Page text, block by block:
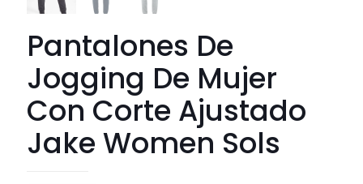
Pantalones De
Jogging De Mujer
Con Corte Ajustado
Jake Women Sols